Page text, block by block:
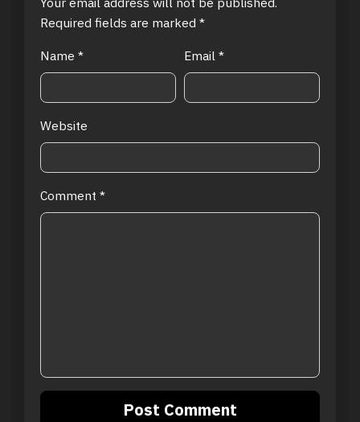
Required fields are marked *
Name * Email *
Website
Comment *